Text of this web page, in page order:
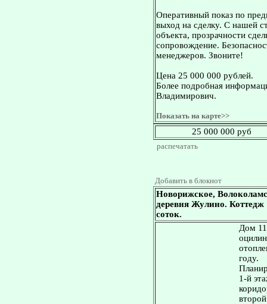
Оперативный показ по
выход на сделку. С нашей
объекта, прозрачности
сопровождение.
менеджеров. Звоните!
Цена 25 000 000 рублей.
Более подробная
Владимирович.
Показать на карте>>
25 000 000 руб
распечатать
Добавить в блокнот
Новорижское,
деревня Жулино. Коттедж
соток.
Дом
году.
1-й